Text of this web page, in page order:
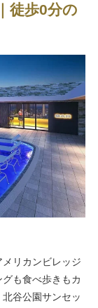
徒歩0分の
リカンビレッジ
も食べ歩きもカ
谷公園サンセッ